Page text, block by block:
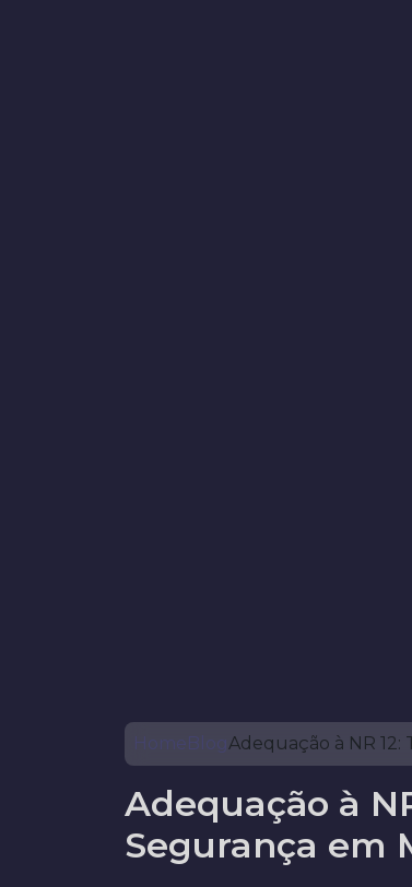
HomeBlogAdequação à NR
Adequação à
Segurança em